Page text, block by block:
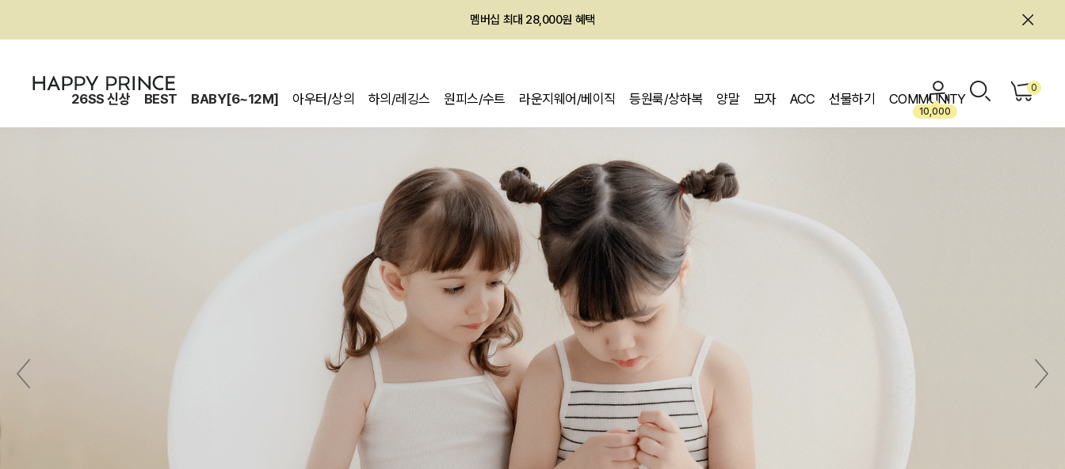
회원전용 아울렛, 가입하면 ~60% 할인!
26SS 신상 BEST BABY[6~12M] 아우터/상의 하의/레깅스 원피스/수트 라운지웨어/베이직 등원룩/상하복 양말 모자 ACC 선물하기 COMMUNITY
10,000
0